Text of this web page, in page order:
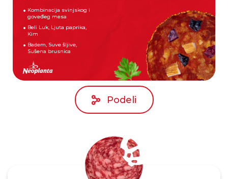
Kombinacija svinjskog i
goveđeg mesa
Beli Luk, Ljuta paprika,
Kim
Badem, Suve šljive,
Sušena brusnica
Podeli